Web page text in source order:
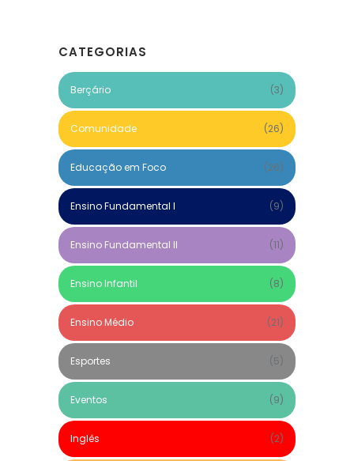
CATEGORIAS
Berçário (3)
Comunidade (26)
Educação em Foco (26)
Ensino Fundamental I (9)
Ensino Fundamental II (11)
Ensino Infantil (8)
Ensino Médio (21)
Esportes (5)
Eventos (9)
Inglês (2)